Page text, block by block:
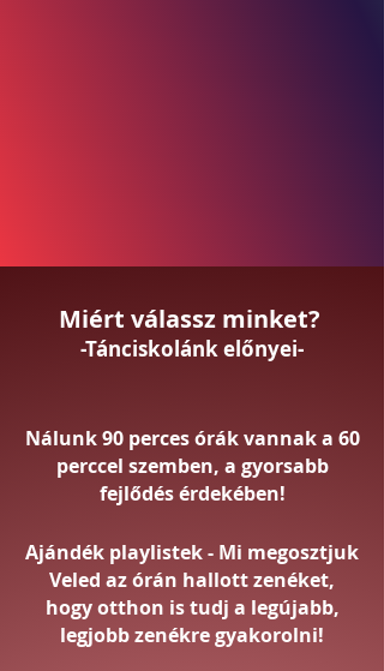
Miért válassz minket?
-Tánciskolánk előnyei-
Nálunk 90 perces órák vannak a 60
perccel szemben, a gyorsabb
fejlődés érdekében!
Ajándék playlistek - Mi megosztjuk
Veled az órán hallott zenéket,
hogy otthon is tudj a legújabb,
legjobb zenékre gyakorolni!